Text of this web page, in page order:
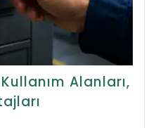
Alanları,